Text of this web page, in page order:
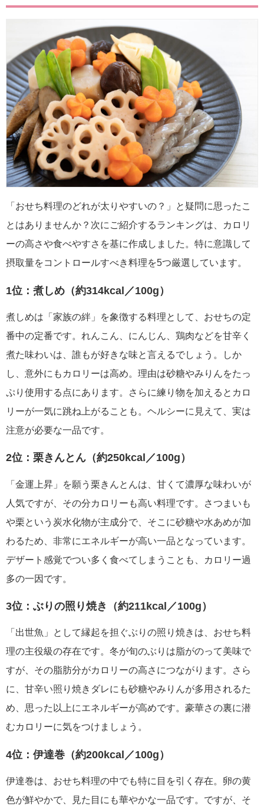
「おせち料理のどれが太りやすいの？」と疑問に思ったこ
とはありませんか？次にご紹介するランキングは、カロリ
ーの高さや食べやすさを基に作成しました。特に意識して
摂取量をコントロールすべき料理を5つ厳選しています。
1位：煮しめ（約314kcal／100g）
煮しめは「家族の絆」を象徴する料理として、おせちの定
番中の定番です。れんこん、にんじん、鶏肉などを甘辛く
煮た味わいは、誰もが好きな味と言えるでしょう。しか
し、意外にもカロリーは高め。理由は砂糖やみりんをたっ
ぷり使用する点にあります。さらに練り物を加えるとカロ
リーが一気に跳ね上がることも。ヘルシーに見えて、実は
注意が必要な一品です。
2位：栗きんとん（約250kcal／100g）
「金運上昇」を願う栗きんとんは、甘くて濃厚な味わいが
人気ですが、その分カロリーも高い料理です。さつまいも
や栗という炭水化物が主成分で、そこに砂糖や水あめが加
わるため、非常にエネルギーが高い一品となっています。
デザート感覚でつい多く食べてしまうことも、カロリー過
多の一因です。
3位：ぶりの照り焼き（約211kcal／100g）
「出世魚」として縁起を担ぐぶりの照り焼きは、おせち料
理の主役級の存在です。冬が旬のぶりは脂がのって美味で
すが、その脂肪分がカロリーの高さにつながります。さら
に、甘辛い照り焼きダレにも砂糖やみりんが多用されるた
め、思った以上にエネルギーが高めです。豪華さの裏に潜
むカロリーに気をつけましょう。
4位：伊達巻（約200kcal／100g）
伊達巻は、おせち料理の中でも特に目を引く存在。卵の黄
色が鮮やかで、見た目にも華やかな一品です。ですが、そ